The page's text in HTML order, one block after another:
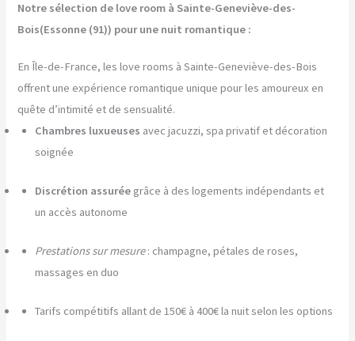
Notre sélection de love room à Sainte-Geneviève-des-
Bois(Essonne (91)) pour une nuit romantique :
En Île-de-France, les love rooms à Sainte-Geneviève-des-Bois
offrent une expérience romantique unique pour les amoureux en
quête d’intimité et de sensualité.
Chambres luxueuses avec jacuzzi, spa privatif et décoration
soignée
Discrétion assurée grâce à des logements indépendants et
un accès autonome
Prestations sur mesure: champagne, pétales de roses,
massages en duo
Tarifs compétitifs allant de 150€ à 400€ la nuit selon les options